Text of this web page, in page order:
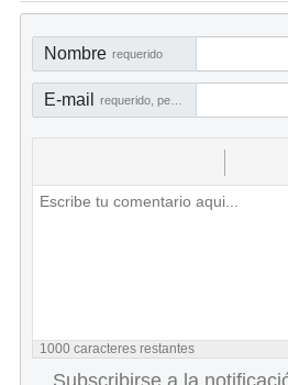
Nombre requerido
E-mail
1000 caracteres restantes
Subscribirse a la